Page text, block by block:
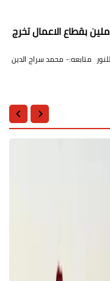
بقطاع الاعمال تخرج
للنور متابعه:- محمد سراج الدين